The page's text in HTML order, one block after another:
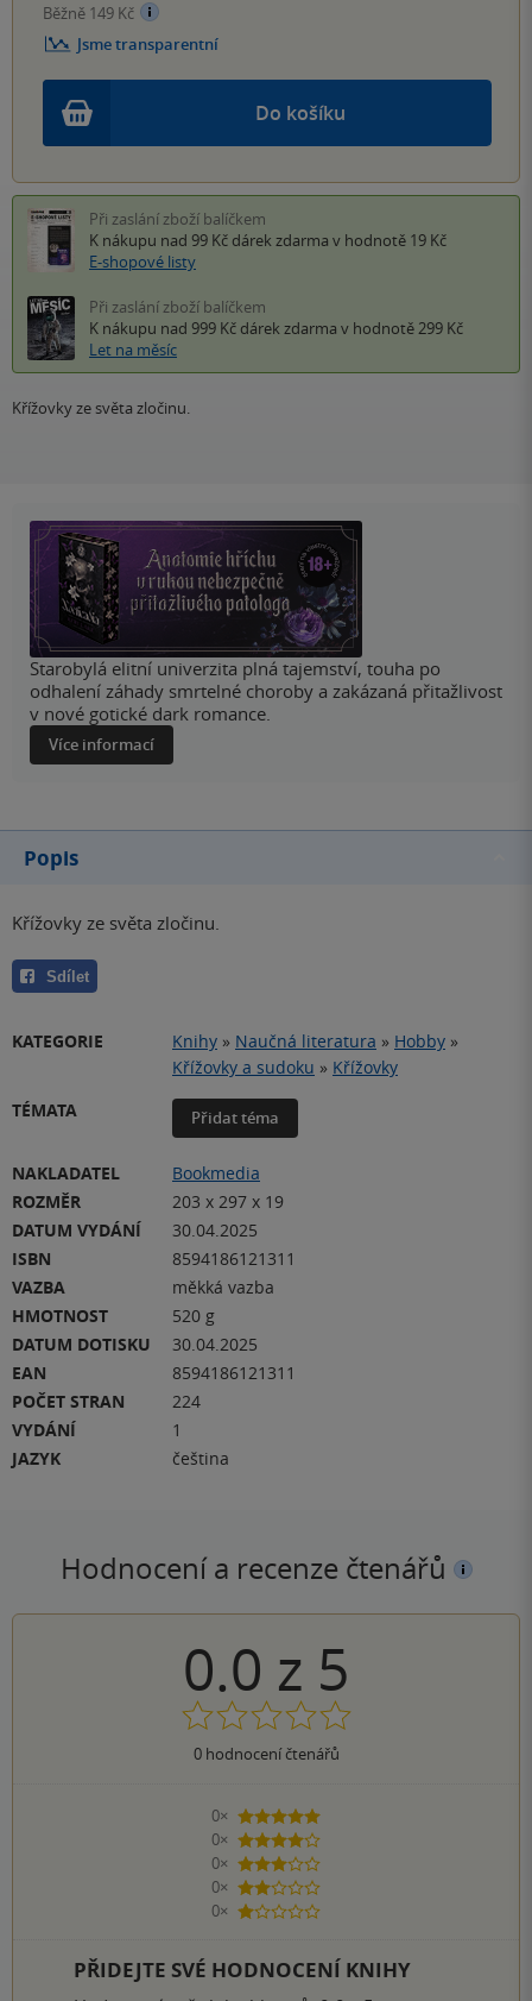
Do košíku
Běžně 149 Kč
Jsme transparentní
Při zaslání zboží balíčkem
K nákupu nad 99 Kč dárek zdarma v hodnotě 19 Kč
E-shopové listy
Při zaslání zboží balíčkem
K nákupu nad 999 Kč dárek zdarma v hodnotě 299 Kč
Let na měsíc
Křížovky ze světa zločinu.
Starobylá elitní univerzita plná tajemství, touha po
odhalení záhady smrtelné choroby a zakázaná přitažlivost
v nové gotické dark romance.
Více informací
Popis
Křížovky ze světa zločinu.
Sdílet
KATEGORIE Knihy » Naučná literatura » Hobby »
Křížovky a sudoku » Křížovky
TÉMATA
Přidat téma
NAKLADATEL
Bookmedia
ROZMĚR
203 x 297 x 19
DATUM VYDÁNÍ
30.04.2025
ISBN
8594186121311
VAZBA
měkká vazba
HMOTNOST
520 g
DATUM DOTISKU
30.04.2025
EAN
8594186121311
POČET STRAN
224
VYDÁNÍ
1
JAZYK
čeština
Hodnocení a recenze čtenářů
0.0 z 5
0hodnocení čtenářů
0×
5 hvězdiček
0×
4 hvězdičky
0×
3 hvězdičky
0×
2 hvězdičky
0×
1 hvezdička
PŘIDEJTE SVÉ HODNOCENÍ KNIHY